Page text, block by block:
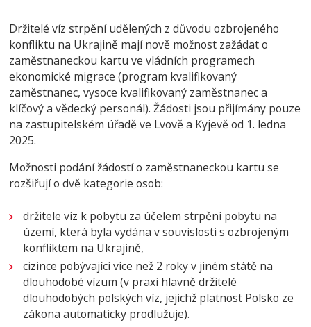
Držitelé víz strpění udělených z důvodu ozbrojeného
konfliktu na Ukrajině mají nově možnost zažádat o
zaměstnaneckou kartu ve vládních programech
ekonomické migrace (program kvalifikovaný
zaměstnanec, vysoce kvalifikovaný zaměstnanec a
klíčový a vědecký personál). Žádosti jsou přijímány pouze
na zastupitelském úřadě ve Lvově a Kyjevě od 1. ledna
2025.
Možnosti podání žádostí o zaměstnaneckou kartu se
rozšiřují o dvě kategorie osob:
držitele víz k pobytu za účelem strpění pobytu na
území, která byla vydána v souvislosti s ozbrojeným
konfliktem na Ukrajině,
cizince pobývající více než 2 roky v jiném státě na
dlouhodobé vízum (v praxi hlavně držitelé
dlouhodobých polských víz, jejichž platnost Polsko ze
zákona automaticky prodlužuje).